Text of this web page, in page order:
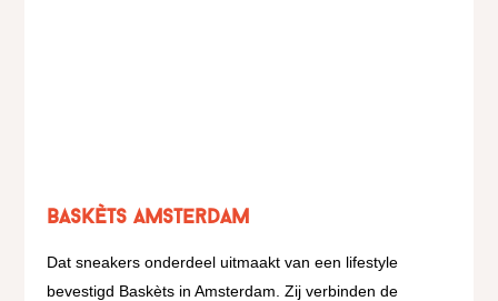
Baskèts Amsterdam
Dat sneakers onderdeel uitmaakt van een lifestyle
bevestigd Baskèts in Amsterdam. Zij verbinden de